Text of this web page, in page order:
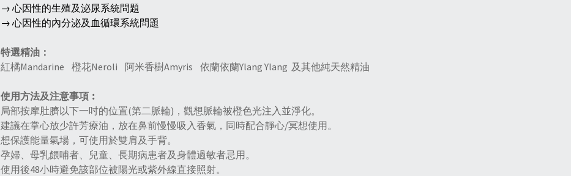
→ 心因性的生殖及泌尿系統問題
→ 心因性的內分泌及血循環系統問題
特選精油：
紅橘Mandarine 橙花Neroli 阿米香樹Amyris 依蘭依蘭Ylang Ylang 及其他純天然精油
使用方法及注意事項︰
局部按摩肚臍以下一吋的位置(第二脈輪)，觀想脈輪被橙色光注入並淨化。
建議在掌心放少許芳療油，放在鼻前慢慢吸入香氣，同時配合靜心/冥想使用。
想保護能量氣場，可使用於雙肩及手背。
孕婦、母乳餵哺者、兒童、長期病患者及身體過敏者忌用。
使用後48小時避免該部位被陽光或紫外線直接照射。